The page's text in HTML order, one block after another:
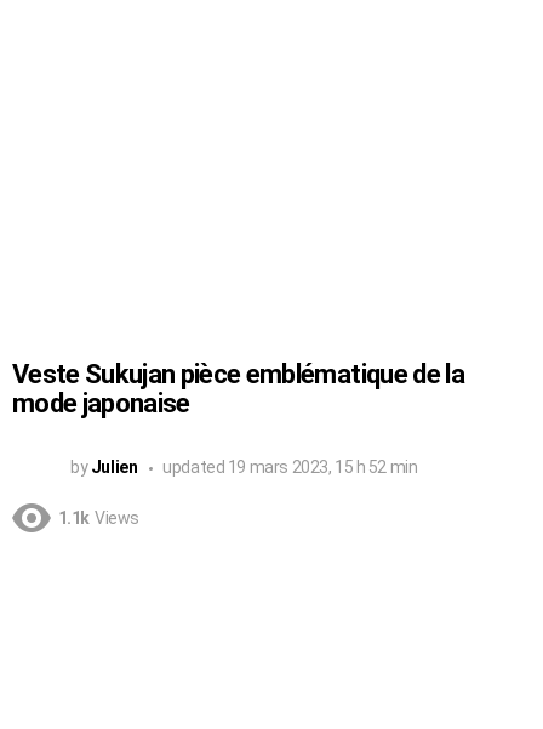
Veste Sukujan pièce emblématique de la
mode japonaise
by Julien updated 19 mars 2023, 15 h 52 min
1.1k Views